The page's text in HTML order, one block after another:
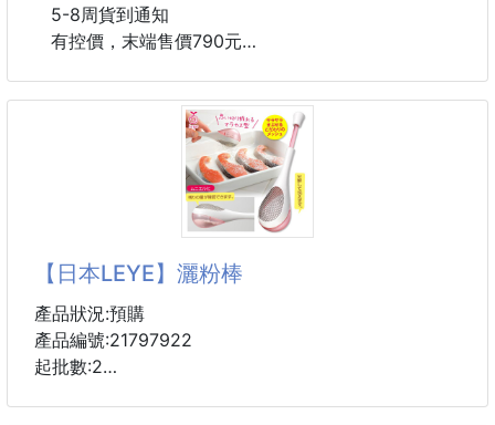
💙日本長年熱銷品牌，許多日本人從小吃到大的熟悉
🌿嚴選北海道昆布，昆布厚實鮮甜，帶有自然海味與
✔只需使用少量，就能大幅提升料理層次感
🥢料理新手也能輕鬆上手，快速完成日式風味料理
5-8周貨到通知
有控價，末端售價790元
更能展現自然、自信的美麗。
來自 #日本BRADELIS New York
兔耳蕾絲無鋼圈內衣
以品牌經典美胸理念
舒適包覆與自然胸型設
#集中・維持・調整
讓日常穿著更加輕盈自在
♡ 立體罩杯，胸型自然圓潤
【日本LEYE】灑粉棒
產品狀況:預購
產品編號:21797922
起批數:2